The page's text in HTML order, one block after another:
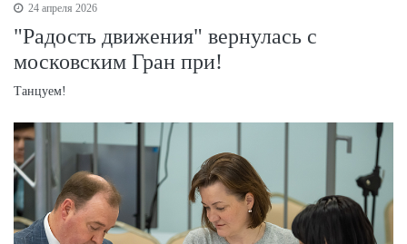
24 апреля 2026
"Радость движения" вернулась с
московским Гран при!
Танцуем!